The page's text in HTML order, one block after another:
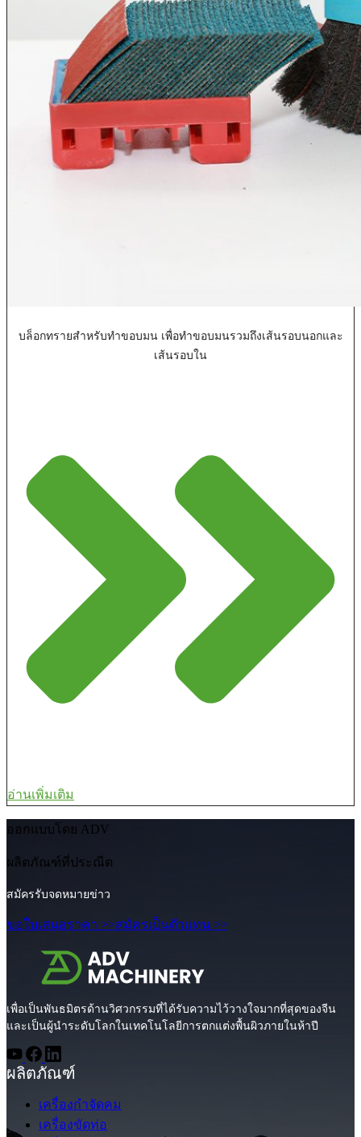
บล็อกทรายสำหรับทำขอบมน เพื่อทำขอบมนรวมถึงเส้นรอบนอกและ
เส้นรอบใน
อ่านเพิ่มเติม
ออกแบบโดย ADV
ผลิตภัณฑ์ที่ประณีต
สมัครรับจดหมายข่าว
ขอใบเสนอราคา >>สมัครเป็นตัวแทน >>
เพื่อเป็นพันธมิตรด้านวิศวกรรมที่ได้รับความไว้วางใจมากที่สุดของจีน
และเป็นผู้นำระดับโลกในเทคโนโลยีการตกแต่งพื้นผิวภายในห้าปี
ผลิตภัณฑ์
เครื่องกำจัดคม
เครื่องขัดท่อ